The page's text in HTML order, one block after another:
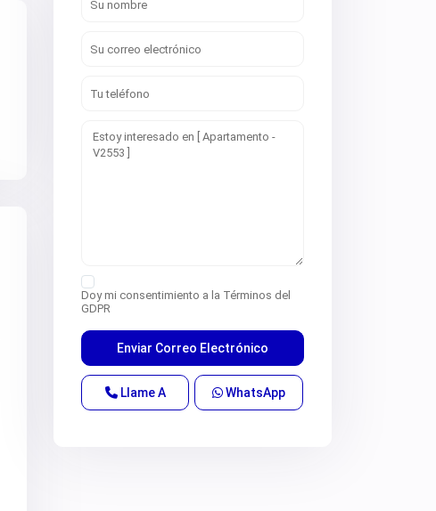
Doy mi consentimiento a la Términos del
GDPR
Llame A WhatsApp